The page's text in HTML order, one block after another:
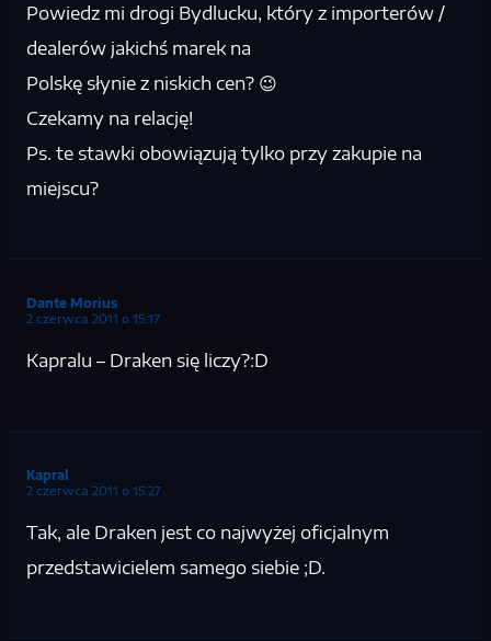
Powiedz mi drogi Bydlucku, który z importerów /
dealerów jakichś marek na
Polskę słynie z niskich cen? 😉
Czekamy na relację!
Ps. te stawki obowiązują tylko przy zakupie na
miejscu?
Dante Morius
2 czerwca 2011 o 15:17
Kapralu – Draken się liczy?:D
Kapral
2 czerwca 2011 o 15:27
Tak, ale Draken jest co najwyżej oficjalnym
przedstawicielem samego siebie ;D.